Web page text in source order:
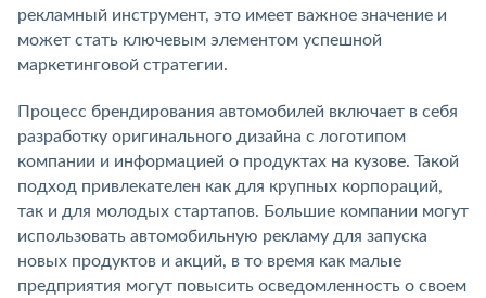
рекламный инструмент, это имеет важное значение и
может стать ключевым элементом успешной
маркетинговой стратегии.
Процесс брендирования автомобилей включает в себя
разработку оригинального дизайна с логотипом
компании и информацией о продуктах на кузове. Такой
подход привлекателен как для крупных корпораций,
так и для молодых стартапов. Большие компании могут
использовать автомобильную рекламу для запуска
новых продуктов и акций, в то время как малые
предприятия могут повысить осведомленность о своем